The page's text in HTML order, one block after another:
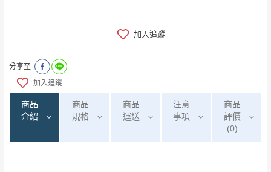
加入追蹤
分享至
加入追蹤
商品
介紹
商品
規格
商品
運送
注意
事項
商品
評價
(0)